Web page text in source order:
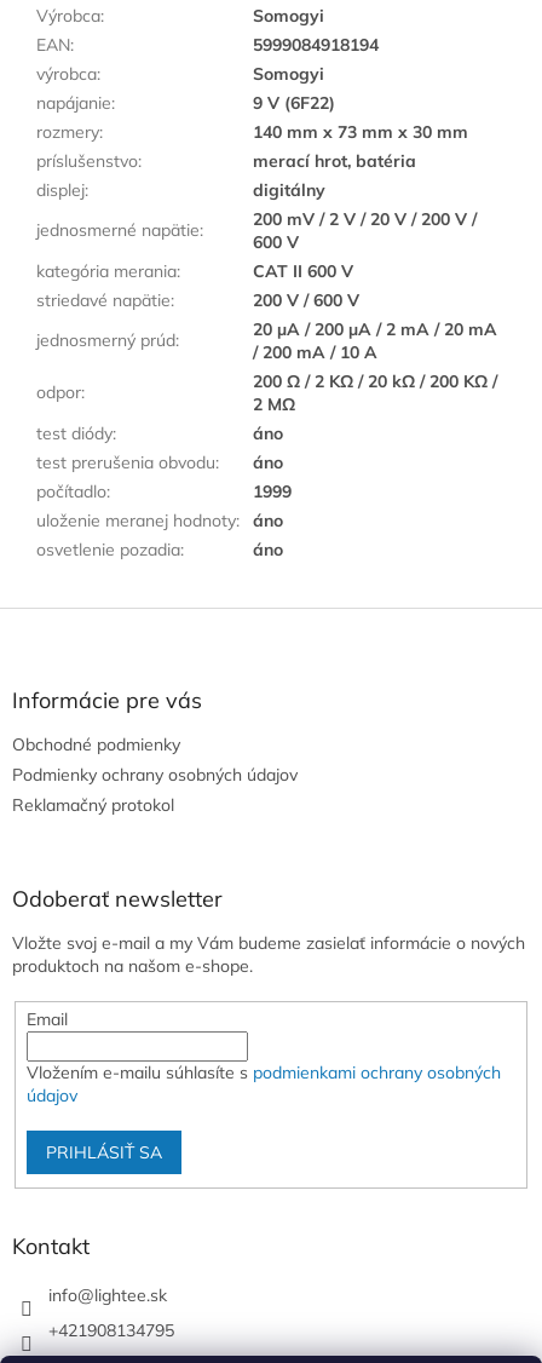
Výrobca:
Somogyi
EAN:
5999084918194
výrobca:
Somogyi
napájanie:
9 V (6F22)
rozmery:
140 mm x 73 mm x 30 mm
príslušenstvo:
merací hrot, batéria
displej:
digitálny
jednosmerné napätie:
200 mV / 2 V / 20 V / 200 V /
600 V
kategória merania:
CAT II 600 V
striedavé napätie:
200 V / 600 V
jednosmerný prúd:
20 µA / 200 µA / 2 mA / 20 mA
/ 200 mA / 10 A
odpor:
200 Ω / 2 KΩ / 20 kΩ / 200 KΩ /
2 MΩ
test diódy:
áno
test prerušenia obvodu:
áno
počítadlo:
1999
uloženie meranej hodnoty:
áno
osvetlenie pozadia: áno
Informácie pre vás
Obchodné podmienky
Podmienky ochrany osobných údajov
Reklamačný protokol
Odoberať newsletter
Vložte svoj e-mail a my Vám budeme zasielať informácie o nových
produktoch na našom e-shope.
Email
Vložením e-mailu súhlasíte s podmienkami ochrany osobných
údajov
PRIHLÁSIŤ SA
Kontakt
info@lightee.sk
+421908134795